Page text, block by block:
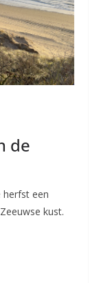
de
herfst een
kust.